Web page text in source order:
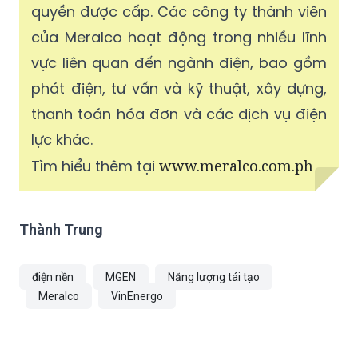
quyền được cấp. Các công ty thành viên
của Meralco hoạt động trong nhiều lĩnh
vực liên quan đến ngành điện, bao gồm
phát điện, tư vấn và kỹ thuật, xây dựng,
thanh toán hóa đơn và các dịch vụ điện
lực khác.
Tìm hiểu thêm tại www.meralco.com.ph
Thành Trung
điện nền MGEN
Năng lượng tái tạo
Meralco
VinEnergo